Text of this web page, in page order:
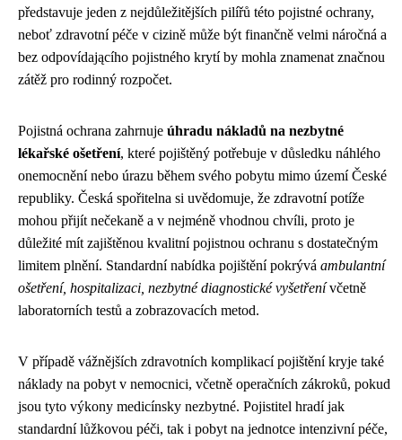
představuje jeden z nejdůležitějších pilířů této pojistné ochrany,
neboť zdravotní péče v cizině může být finančně velmi náročná a
bez odpovídającího pojistného krytí by mohla znamenat značnou
zátěž pro rodinný rozpočet.
Pojistná ochrana zahrnuje úhradu nákladů na nezbytné
lékařské ošetření, které pojištěný potřebuje v důsledku náhlého
onemocnění nebo úrazu během svého pobytu mimo území České
republiky. Česká spořitelna si uvědomuje, že zdravotní potíže
mohou přijít nečekaně a v nejméně vhodnou chvíli, proto je
důležité mít zajištěnou kvalitní pojistnou ochranu s dostatečným
limitem plnění. Standardní nabídka pojištění pokrývá ambulantní
ošetření, hospitalizaci, nezbytné diagnostické vyšetřenívčetně
laboratorních testů a zobrazovacích metod.
V případě vážnějších zdravotních komplikací pojištění kryje také
náklady na pobyt v nemocnici, včetně operačních zákroků, pokud
jsou tyto výkony medicínsky nezbytné. Pojistitel hradí jak
standardní lůžkovou péči, tak i pobyt na jednotce intenzivní péče,